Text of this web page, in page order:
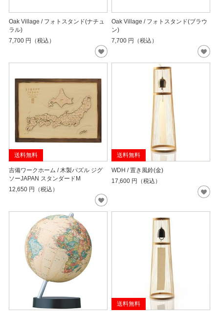
Oak Village / フォトスタンド(ナチュ
ラル)
7,700 円（税込）
Oak Village / フォトスタンド(ブラウ
ン)
7,700 円（税込）
送料無料
吉備ワークホーム / 木製パズル ジグ
ソーJAPAN スタンダードM
12,650 円（税込）
送料無料
WDH / 置き風鈴(金)
17,600 円（税込）
送料無料